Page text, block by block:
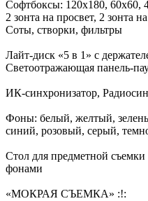
Софтбоксы: 120х180, 60х60,
2 зонта на просвет, 2 зонта
Соты, створки, фильтры
Лайт-диск «5 в 1» с
Светоотражающая панель-
ИК-синхронизатор,
Фоны: белый, желтый,
синий, розовый, серый,
Стол для предметной
фонами
«МОКРАЯ СЪЕМКА» :!: